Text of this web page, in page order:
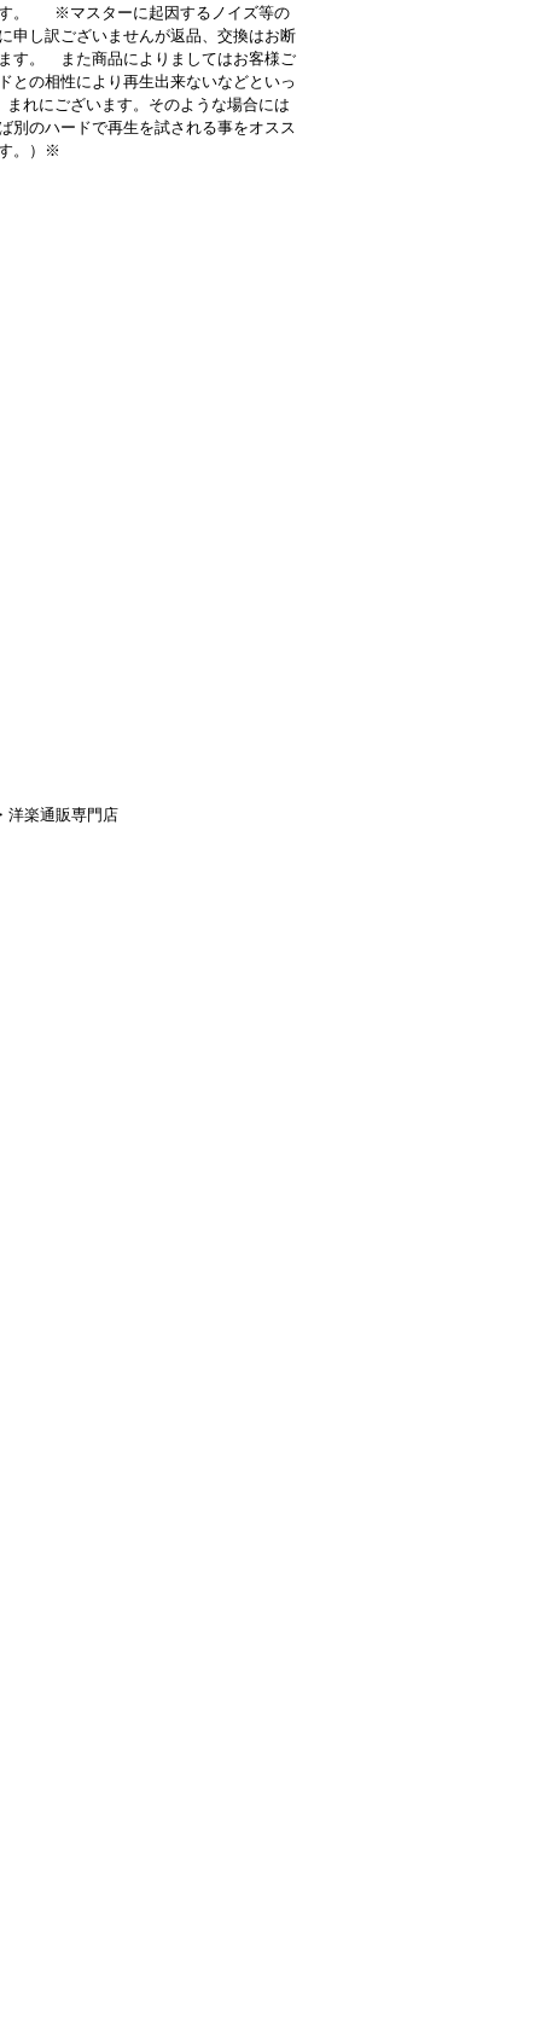
。 ※マスターに起因するノイズ等の
申し訳ございませんが返品、交換はお断
す。 また商品によりましてはお客様ご
との相性により再生出来ないなどといっ
れにございます。そのような場合には
別のハードで再生を試される事をオスス
。）※
楽通販専門店